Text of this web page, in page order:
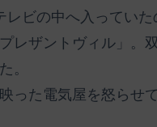
レビの中へ入っていた
レザントヴィル」。
。
った電気屋を怒らせ